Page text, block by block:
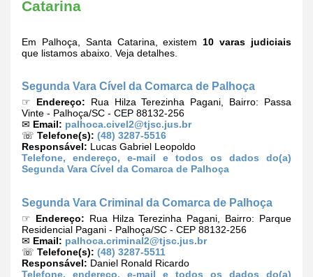
Catarina
Em Palhoça, Santa Catarina, existem 10 varas judiciais
que listamos abaixo. Veja detalhes.
Segunda Vara Cível da Comarca de Palhoça
☞ Endereço: Rua Hilza Terezinha Pagani, Bairro: Passa
Vinte - Palhoça/SC - CEP 88132-256
✉ Email: palhoca.civel2@tjsc.jus.br
☏ Telefone(s): (48) 3287-5516
Responsável: Lucas Gabriel Leopoldo
Telefone, endereço, e-mail e todos os dados do(a)
Segunda Vara Cível da Comarca de Palhoça
Segunda Vara Criminal da Comarca de Palhoça
☞ Endereço: Rua Hilza Terezinha Pagani, Bairro: Parque
Residencial Pagani - Palhoça/SC - CEP 88132-256
✉ Email: palhoca.criminal2@tjsc.jus.br
☏ Telefone(s): (48) 3287-5511
Responsável: Daniel Ronald Ricardo
Telefone, endereço, e-mail e todos os dados do(a)